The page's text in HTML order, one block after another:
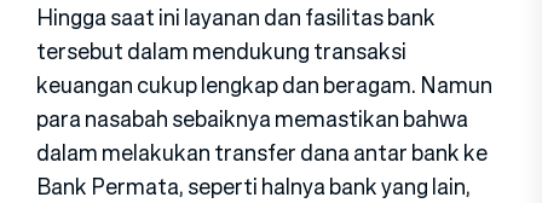
Hingga saat ini layanan dan fasilitas bank
tersebut dalam mendukung transaksi
keuangan cukup lengkap dan beragam. Namun
para nasabah sebaiknya memastikan bahwa
dalam melakukan transfer dana antar bank ke
Bank Permata, seperti halnya bank yang lain,